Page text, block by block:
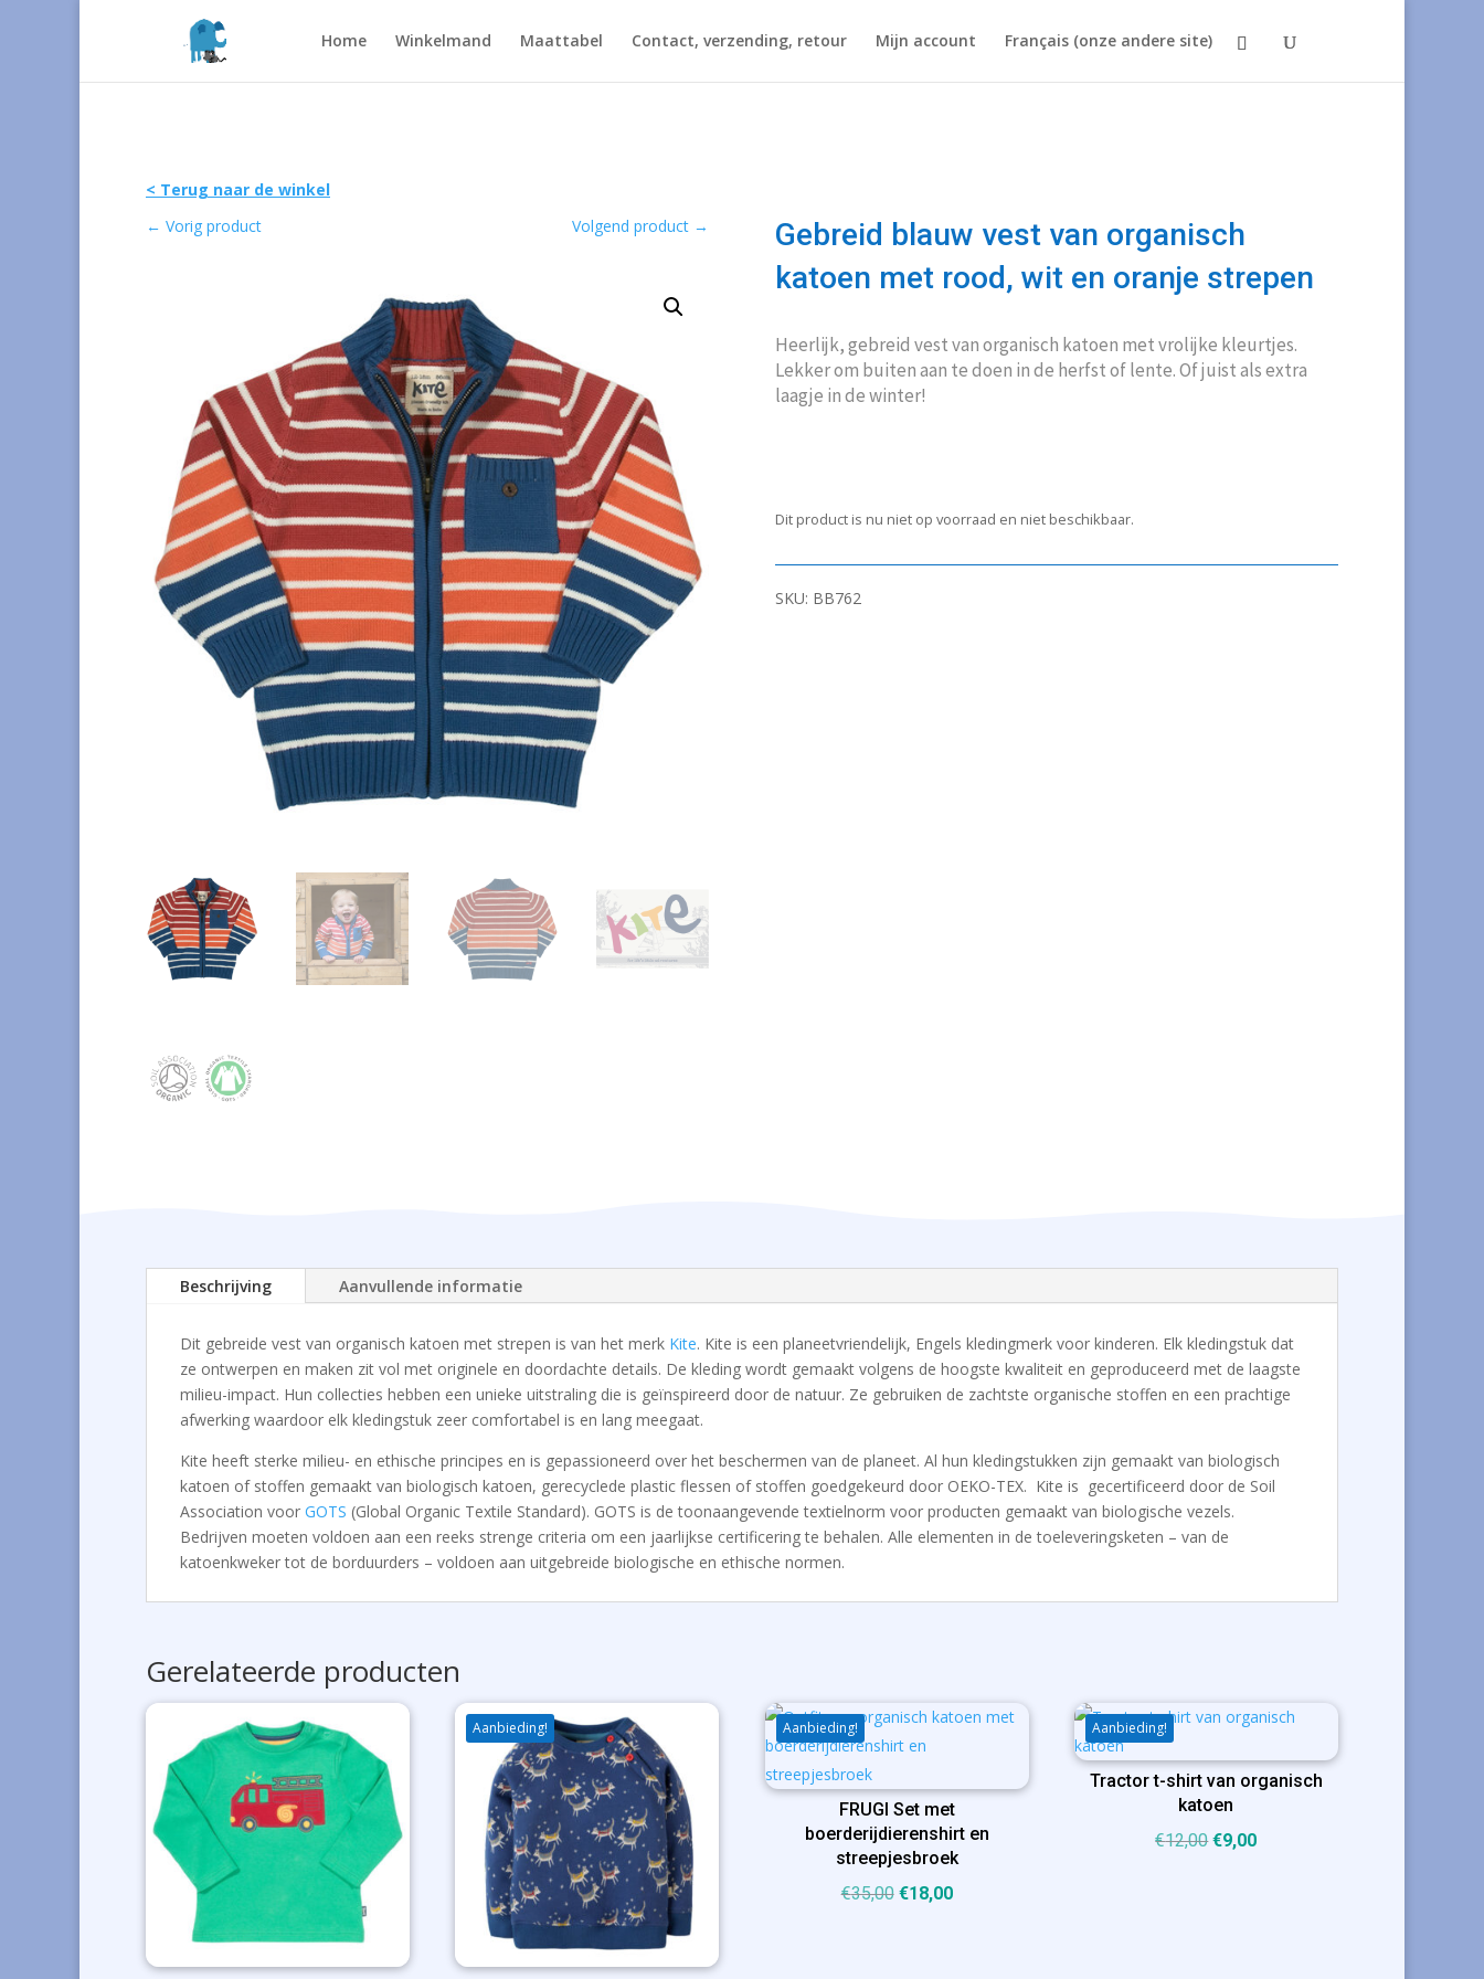
Home Winkelmand Maattabel Contact, verzending, retour Mijn account Français (onze andere site)
< Terug naar de winkel
← Vorig product Volgend product →
Gebreid blauw vest van organisch
katoen met rood, wit en oranje strepen
Heerlijk, gebreid vest van organisch katoen met vrolijke kleurtjes.
Lekker om buiten aan te doen in de herfst of lente. Of juist als extra
laagje in de winter!
Dit product is nu niet op voorraad en niet beschikbaar.
SKU: BB762
Beschrijving Aanvullende informatie
Dit gebreide vest van organisch katoen met strepen is van het merk Kite. Kite is een planeetvriendelijk, Engels kledingmerk voor kinderen. Elk kledingstuk dat
ze ontwerpen en maken zit vol met originele en doordachte details. De kleding wordt gemaakt volgens de hoogste kwaliteit en geproduceerd met de laagste
milieu-impact. Hun collecties hebben een unieke uitstraling die is geïnspireerd door de natuur. Ze gebruiken de zachtste organische stoffen en een prachtige
afwerking waardoor elk kledingstuk zeer comfortabel is en lang meegaat.
Kite heeft sterke milieu- en ethische principes en is gepassioneerd over het beschermen van de planeet. Al hun kledingstukken zijn gemaakt van biologisch
katoen of stoffen gemaakt van biologisch katoen, gerecyclede plastic flessen of stoffen goedgekeurd door OEKO-TEX. Kite is gecertificeerd door de Soil
Association voor GOTS (Global Organic Textile Standard). GOTS is de toonaangevende textielnorm voor producten gemaakt van biologische vezels.
Bedrijven moeten voldoen aan een reeks strenge criteria om een ​​jaarlijkse certificering te behalen. Alle elementen in de toeleveringsketen – van de
katoenkweker tot de borduurders – voldoen aan uitgebreide biologische en ethische normen.
Gerelateerde producten
Aanbieding! Aanbieding!
FRUGI Set met
boerderijdierenshirt en
streepjesbroek
€35,00 Oorspronkelijke
€18,00Huidige
Aanbieding!
Tractor t-shirt van organisch
katoen
€12,00Oorspronkelijke
€9,00Huidige